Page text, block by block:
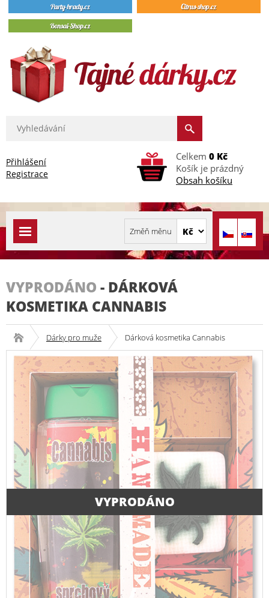
Přihlášení
Registrace
Celkem 0 Kč
Košík je prázdný
Obsah košíku
VYPRODÁNO - DÁRKOVÁ
KOSMETIKA CANNABIS
Dárky pro muže Dárková kosmetika Cannabis
VYPRODÁNO